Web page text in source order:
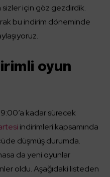
sizler için göz gezdirdik.
bu indirim döneminde
oyun
kadar sürecek
indirimleri kapsamında
düşmüş durumda.
da yeni oyunlar
oldu. Aşağıdaki listeden